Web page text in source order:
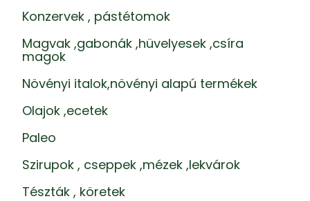
Konzervek , pástétomok
Magvak ,gabonák ,hüvelyesek ,csíra
magok
Növényi italok,növényi alapú termékek
Olajok ,ecetek
Paleo
Szirupok , cseppek ,mézek ,lekvárok
Tészták , köretek